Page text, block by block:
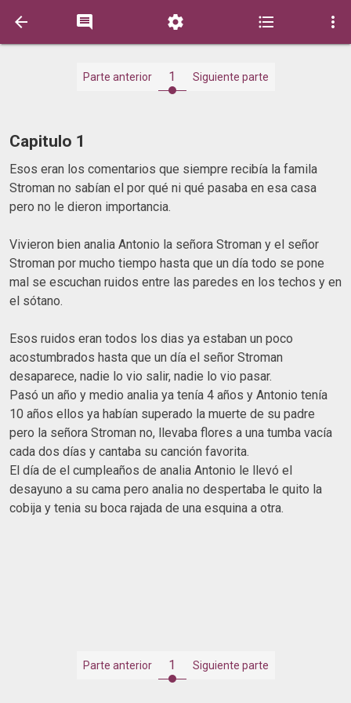
    
Parte anterior 1 Siguiente parte
Capitulo 1
Esos eran los comentarios que siempre recibía la famila
Stroman no sabían el por qué ni qué pasaba en esa casa
pero no le dieron importancia.
Vivieron bien analia Antonio la señora Stroman y el señor
Stroman por mucho tiempo hasta que un día todo se pone
mal se escuchan ruidos entre las paredes en los techos y en
el sótano.
Esos ruidos eran todos los dias ya estaban un poco
acostumbrados hasta que un día el señor Stroman
desaparece, nadie lo vio salir, nadie lo vio pasar.
Pasó un año y medio analia ya tenía 4 años y Antonio tenía
10 años ellos ya habían superado la muerte de su padre
pero la señora Stroman no, llevaba flores a una tumba vacía
cada dos días y cantaba su canción favorita.
El día de el cumpleaños de analia Antonio le llevó el
desayuno a su cama pero analia no despertaba le quito la
cobija y tenia su boca rajada de una esquina a otra.
Parte anterior 1 Siguiente parte